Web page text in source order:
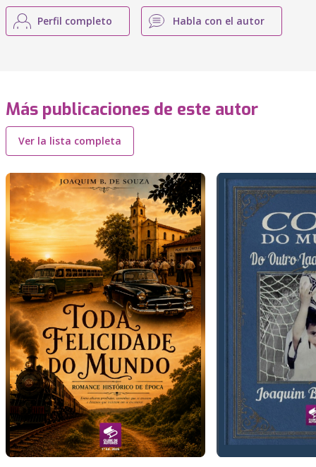
Perfil completo Habla con el autor
Más publicaciones de este autor
Ver la lista completa